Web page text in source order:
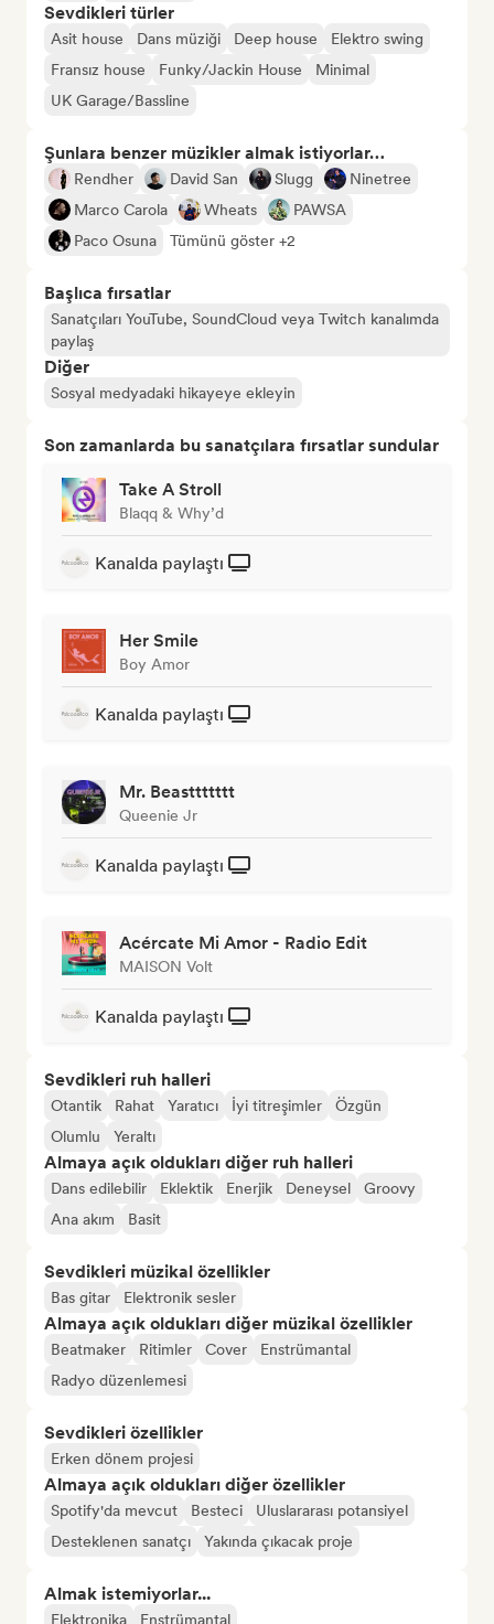
Sevdikleri türler
Asit house Dans müziği Deep house
Elektro swing
Fransız house
Funky/Jackin House
Minimal
UK Garage/Bassline
Şunlara benzer müzikler almak istiyorlar…
Rendher David San Slugg
Ninetree
Marco Carola
Wheats
PAWSA
Paco Osuna
Tümünü göster +2
Başlıca fırsatlar
Sanatçıları YouTube, SoundCloud veya Twitch kanalımda
paylaş
Diğer
Sosyal medyadaki hikayeye ekleyin
Son zamanlarda bu sanatçılara fırsatlar sundular
Take A Stroll
Blaqq & Why’d
Kanalda paylaştı
Her Smile
Boy Amor
Kanalda paylaştı
Mr. Beasttttttt
Queenie Jr
Kanalda paylaştı
Acércate Mi Amor - Radio Edit
MAISON Volt
Kanalda paylaştı
Sevdikleri ruh halleri
Otantik Rahat Yaratıcı İyi titreşimler
Özgün
Olumlu
Yeraltı
Almaya açık oldukları diğer ruh halleri
Dans edilebilir Eklektik Enerjik Deneysel
Groovy
Ana akım
Basit
Sevdikleri müzikal özellikler
Bas gitar Elektronik sesler
Almaya açık oldukları diğer müzikal özellikler
Beatmaker Ritimler Cover
Enstrümantal
Radyo düzenlemesi
Sevdikleri özellikler
Erken dönem projesi
Almaya açık oldukları diğer özellikler
Spotify'da mevcut Besteci
Uluslararası potansiyel
Desteklenen sanatçı
Yakında çıkacak proje
Almak istemiyorlar...
Elektronika Enstrümantal